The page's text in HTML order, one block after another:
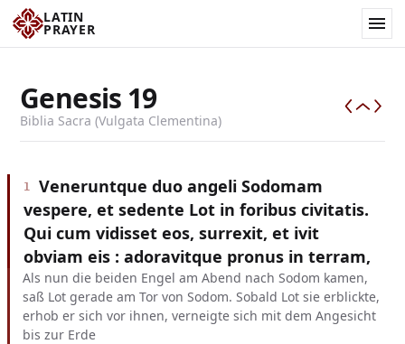
LATIN
PRAYER
Genesis 19
Biblia Sacra (Vulgata Clementina)
1
Veneruntque duo angeli Sodomam
vespere, et sedente Lot in foribus civitatis.
Qui cum vidisset eos, surrexit, et ivit
obviam eis : adoravitque pronus in terram,
Als nun die beiden Engel am Abend nach Sodom kamen,
saß Lot gerade am Tor von Sodom. Sobald Lot sie erblickte,
erhob er sich vor ihnen, verneigte sich mit dem Angesicht
bis zur Erde